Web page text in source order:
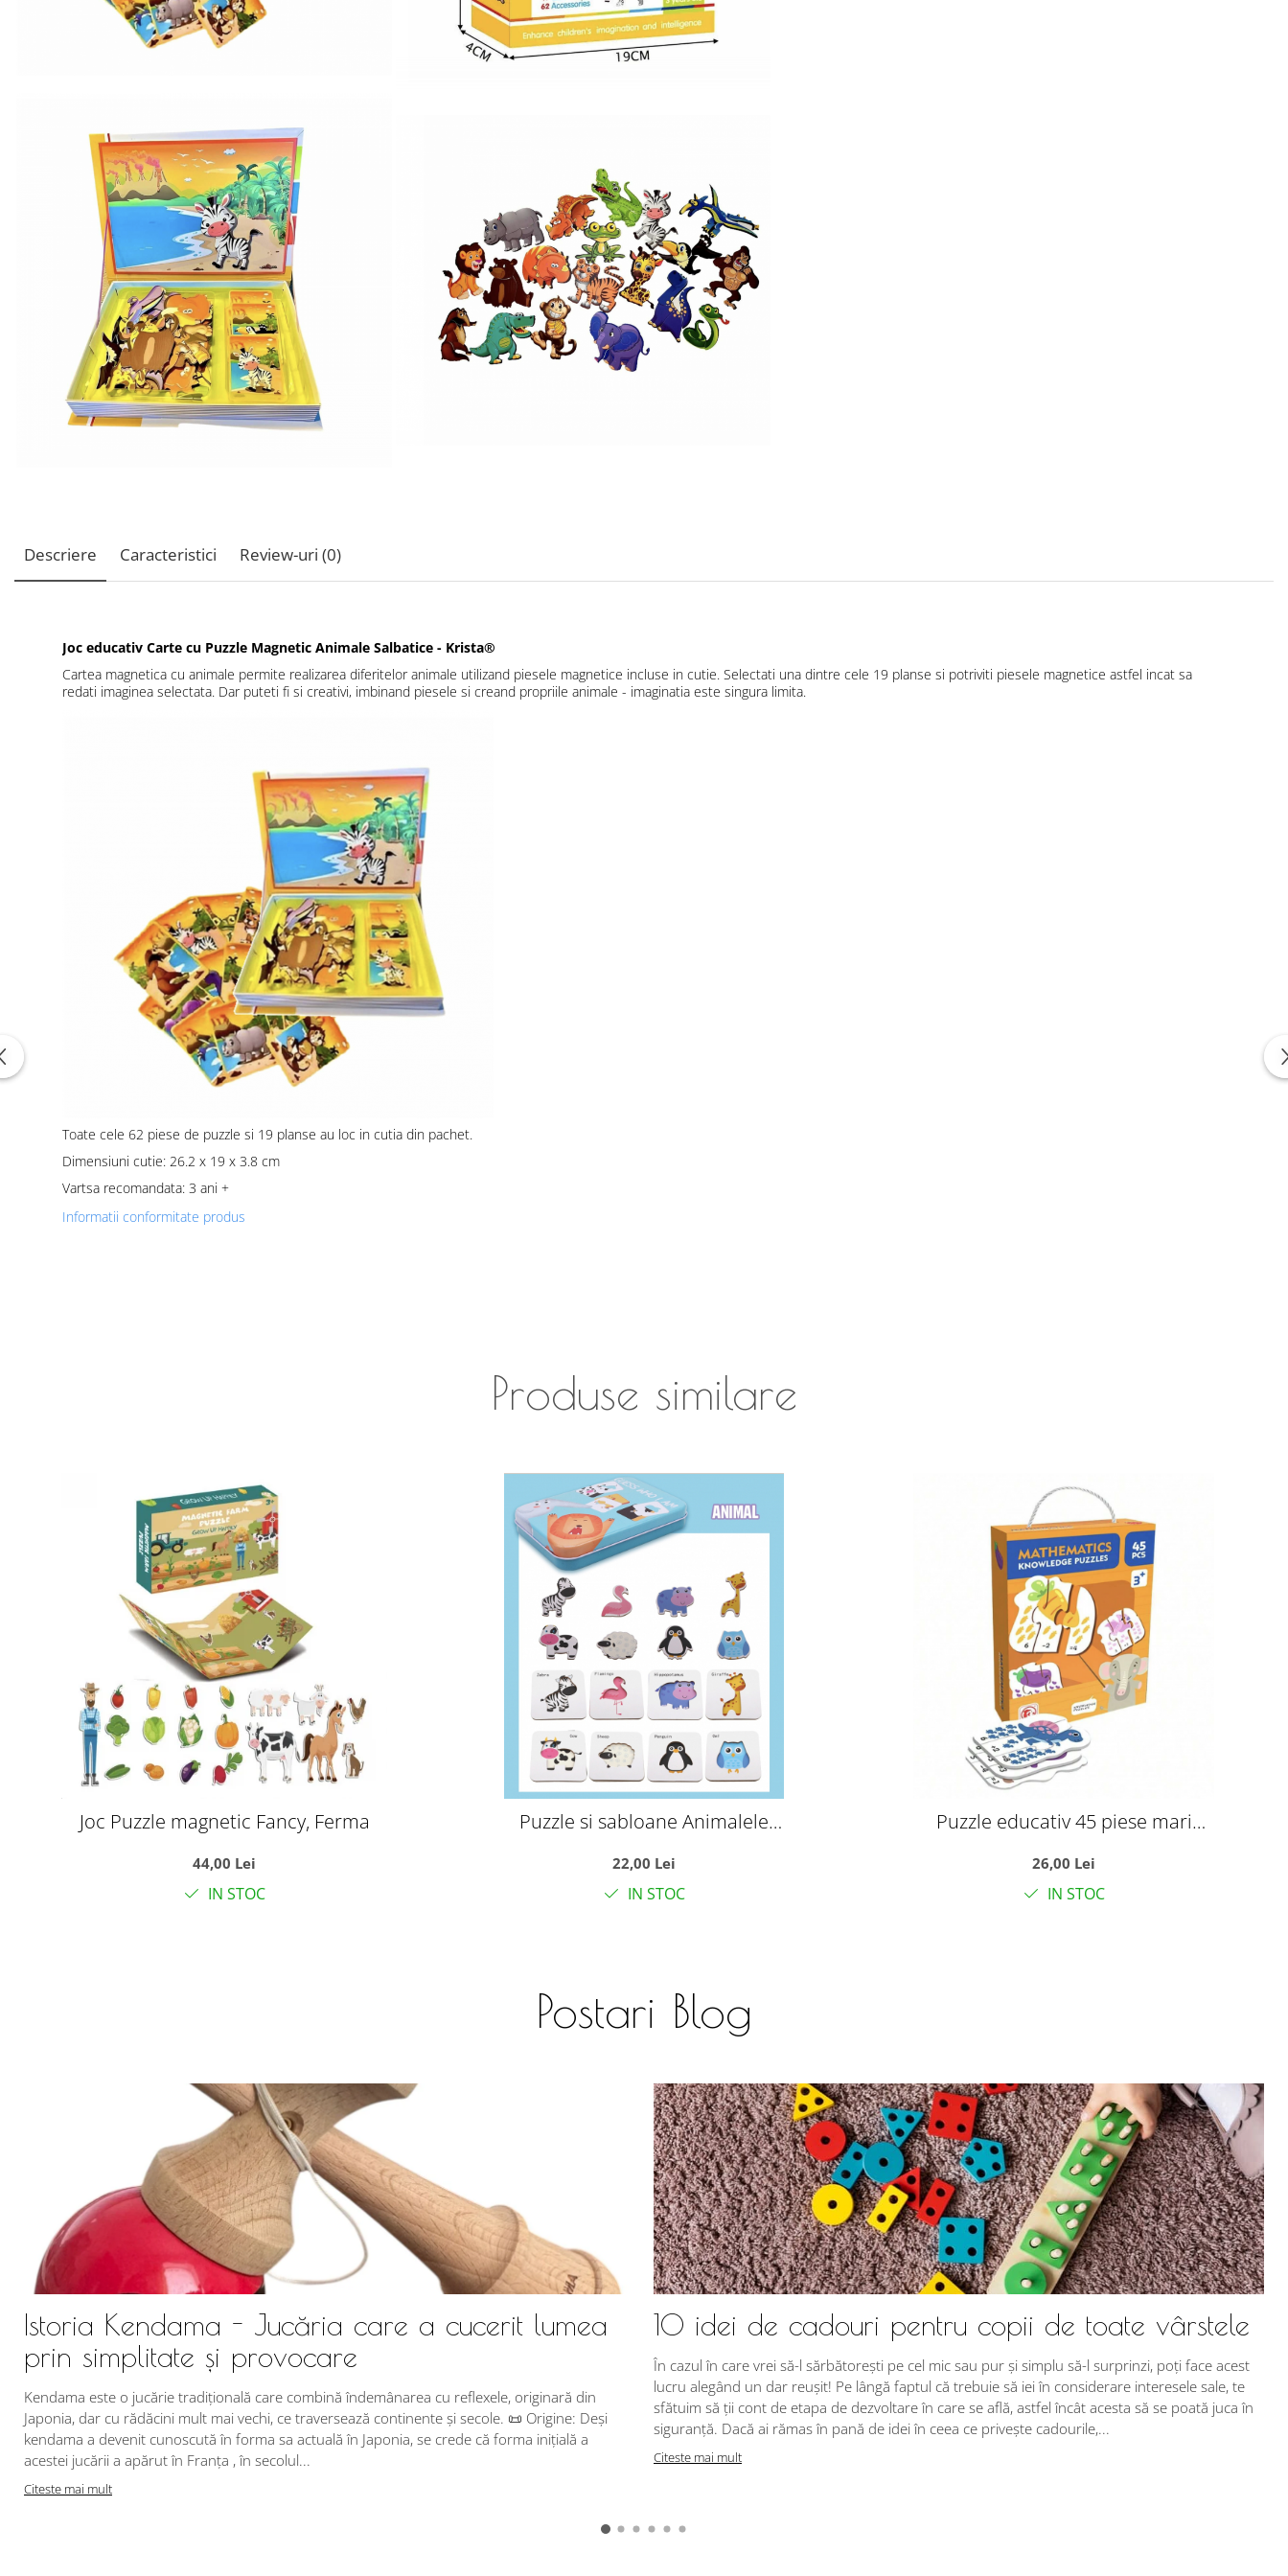
Descriere Caracteristici Review-uri (0)
Joc educativ Carte cu Puzzle Magnetic Animale Salbatice - Krista®
Cartea magnetica cu animale permite realizarea diferitelor animale utilizand piesele magnetice incluse in cutie. Selectati una dintre cele 19 planse si potriviti piesele magnetice astfel incat sa
redati imaginea selectata. Dar puteti fi si creativi, imbinand piesele si creand propriile animale - imaginatia este singura limita.
Toate cele 62 piese de puzzle si 19 planse au loc in cutia din pachet.
Dimensiuni cutie: 26.2 x 19 x 3.8 cm
Vartsa recomandata: 3 ani +
Informatii conformitate produs
Produse similare
Joc Puzzle magnetic Fancy, Ferma
44,00 Lei
IN STOC
Puzzle si sabloane Animalele
metalica
22,00 Lei
IN STOC
Puzzle educativ 45 piese mari
imagini
26,00 Lei
IN STOC
Postari Blog
Istoria Kendama - Jucăria care a cucerit lumea
prin simplitate și provocare
Kendama este o jucărie tradițională care combină îndemânarea cu reflexele, originară din
Japonia, dar cu rădăcini mult mai vechi, ce traversează continente și secole. 📜 Origine: Deși
kendama a devenit cunoscută în forma sa actuală în Japonia, se crede că forma inițială a
acestei jucării a apărut în Franța , în secolul...
Citeste mai mult
10 idei de cadouri pentru copii de toate vârstele
În cazul în care vrei să-l sărbătorești pe cel mic sau pur și simplu să-l surprinzi, poți face acest
lucru alegând un dar reușit! Pe lângă faptul că trebuie să iei în considerare interesele sale, te
sfătuim să ții cont de etapa de dezvoltare în care se află, astfel încât acesta să se poată juca în
siguranță. Dacă ai rămas în pană de idei în ceea ce privește cadourile,...
Citeste mai mult